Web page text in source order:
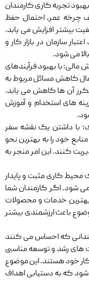
تجربه کاری کارمندان
چرخه عمر، احتمال حفظ
بیشتر افزایش می ‌یابد.
سازمان در بازار کار و
می ‌شود.
با بهبود فرآیندهای
کاهش مسائل مربوط به
مکرر آن ‌ها کاهش می ‌یابد.
‌های استخدام و آموزش
با داشتن یک نقشه سفر
خود را به بهترین نحو
کنند. این امر منجر به
محیط کاری مثبت و پایدار
می ‌شود. اگر کارمندان شما
بهترین خدمات و محصولات
باعث ارزشمندی بیشتر
که احساس می ‌کنند
‌های رشد و توسعه مناسبی
کار خود هستند. این موضوع
که به دستیابی اهداف